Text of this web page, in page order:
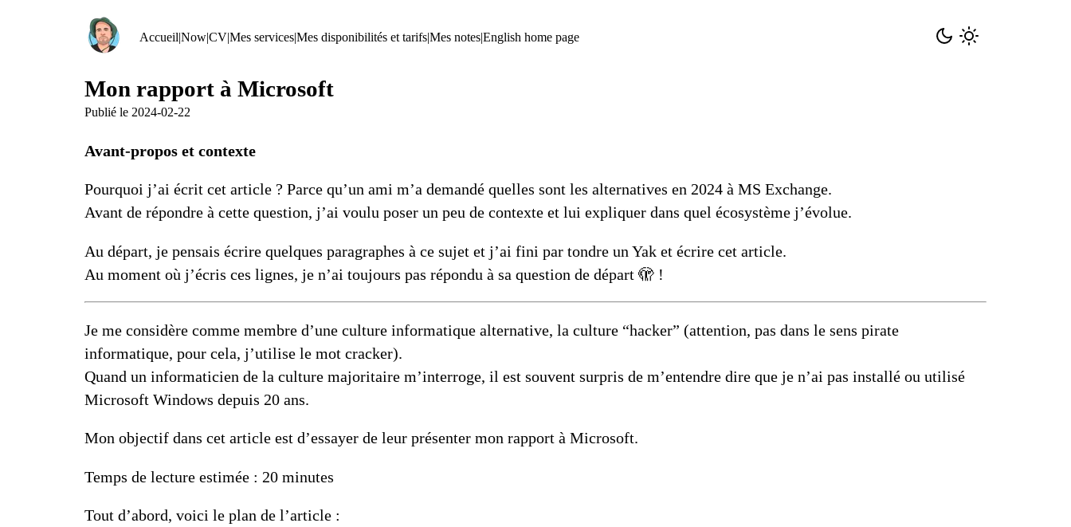
Accueil|Now|CV|Mes services|Mes disponibilités et tarifs|Mes notes|English home page
Mon rapport à Microsoft
Publié le 2024-02-22
Avant-propos et contexte
Pourquoi j’ai écrit cet article ? Parce qu’un ami m’a demandé quelles sont les alternatives en 2024 à MS Exchange.
Avant de répondre à cette question, j’ai voulu poser un peu de contexte et lui expliquer dans quel écosystème j’évolue.
Au départ, je pensais écrire quelques paragraphes à ce sujet et j’ai fini par tondre un Yaket écrire cet article.
Au moment où j’écris ces lignes, je n’ai toujours pas répondu à sa question de départ 🫣 !
Je me considère comme membre d’une culture informatique alternative, la culture “hacker” (attention, pas dans le sens pirate
informatique, pour cela, j’utilise le mot cracker).
Quand un informaticien de la culture majoritaire m’interroge, il est souvent surpris de m’entendre dire que je n’ai pas installé ou utilisé
Microsoft Windows depuis 20 ans.
Mon objectif dans cet article est d’essayer de leur présenter mon rapport à Microsoft.
Temps de lecture estimée : 20 minutes
Tout d’abord, voici le plan de l’article :